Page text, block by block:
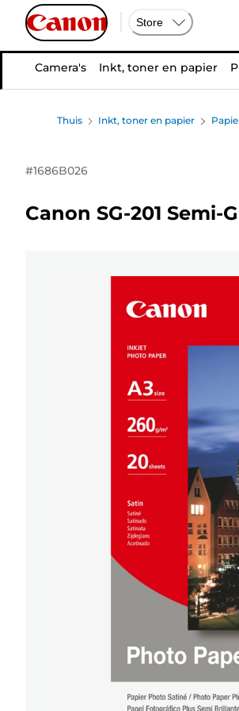
Store
Camera's Inkt, toner en papier
Thuis Inkt, toner en papier
#1686B026
Canon SG-201 Semi-